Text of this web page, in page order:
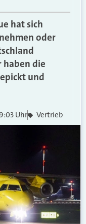
hat sich
oder
haben die
und
Uhr Vertrieb